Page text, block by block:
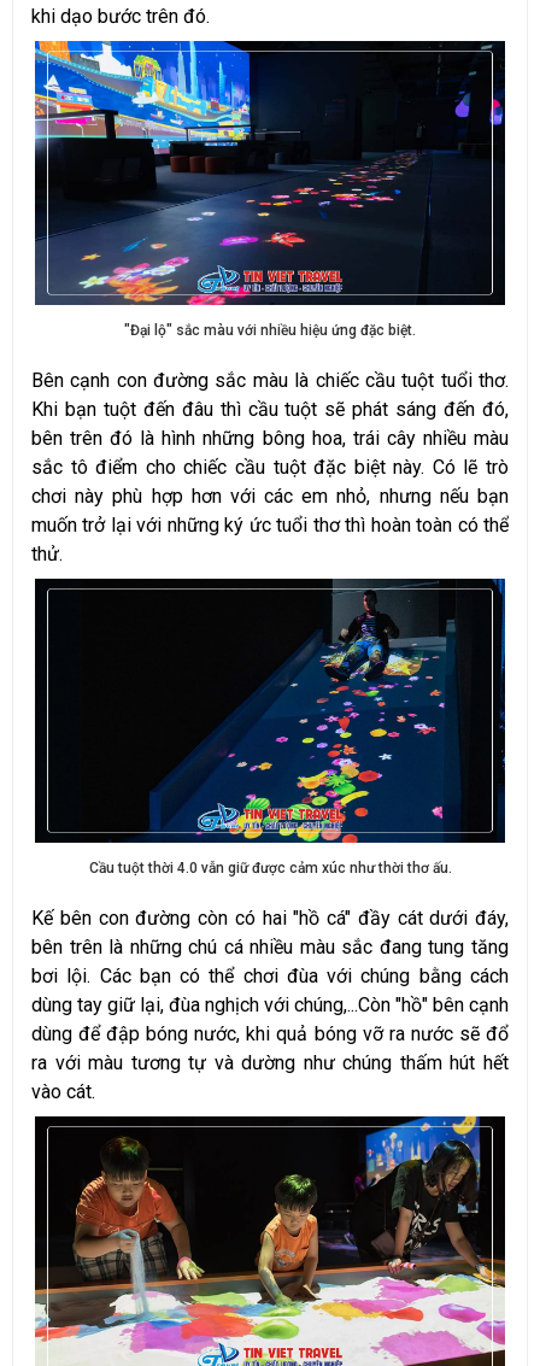
khi dạo bước trên đó.
"Đại lộ" sắc màu với nhiều hiệu ứng đặc biệt.
Bên cạnh con đường sắc màu là chiếc cầu tuột tuổi thơ.
Khi bạn tuột đến đâu thì cầu tuột sẽ phát sáng đến đó,
bên trên đó là hình những bông hoa, trái cây nhiều màu
sắc tô điểm cho chiếc cầu tuột đặc biệt này. Có lẽ trò
chơi này phù hợp hơn với các em nhỏ, nhưng nếu bạn
muốn trở lại với những ký ức tuổi thơ thì hoàn toàn có thể
thử.
Cầu tuột thời 4.0 vẫn giữ được cảm xúc như thời thơ ấu.
Kế bên con đường còn có hai "hồ cá" đầy cát dưới đáy,
bên trên là những chú cá nhiều màu sắc đang tung tăng
bơi lội. Các bạn có thể chơi đùa với chúng bằng cách
dùng tay giữ lại, đùa nghịch với chúng,...Còn "hồ" bên cạnh
dùng để đập bóng nước, khi quả bóng vỡ ra nước sẽ đổ
ra với màu tương tự và dường như chúng thấm hút hết
vào cát.